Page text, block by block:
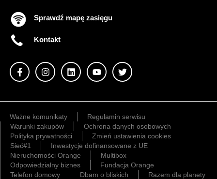
Sprawdź mapę zasięgu
Kontakt
Ważne komunikaty
Regulamin serwisu
Warunki zakupów
Ochrona danych osobowych
Polityka prywatności
Zmień ustawienia cookies
Sieć#1
Inwestycje dofinansowane z UE
Nieruchomości Orange
Multibox
Odpowiedzialny biznes
Fundacja Orange
Telefon domowy
Dbam o bliskich Razem dla planety